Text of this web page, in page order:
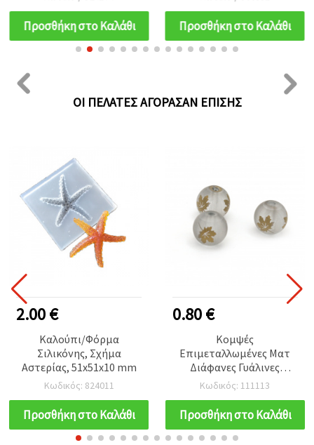
Προσθήκη στο Καλάθι
κατασκευές, μη τοξική,
50 ml
Προσθήκη στο Καλάθι
ΟΙ ΠΕΛΆΤΕΣ ΑΓΌΡΑΣΑΝ ΕΠΊΣΗΣ
2.00 €
Καλούπι/Φόρμα
Σιλικόνης, Σχήμα
Αστερίας, 51x51x10 mm
Κωδικός: 824011
Προσθήκη στο Καλάθι
0.80 €
Κομψές
Επιμεταλλωμένες Ματ
Διάφανες Γυάλινες
Χάντρες 8~8,5 mm, Οπή
1,5 mm – Ιδανικές για
Κοσμήματα, Beading &
DIY Χειροτεχνίες –
Συσκευασία 5 τεμ.
Κωδικός: 111113
Προσθήκη στο Καλάθι